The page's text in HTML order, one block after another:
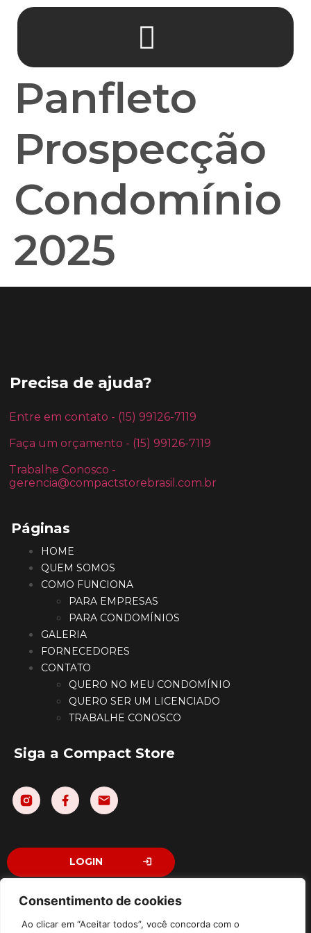
Consentimento de cookies
Ao clicar em “Aceitar todos”, você concorda com o
Panfleto
Prospecção
Condomínio
2025
Precisa de ajuda?
Entre em contato - (15) 99126-7119
Faça um orçamento - (15) 99126-7119
Trabalhe Conosco -
gerencia@compactstorebrasil.com.br
Páginas
HOME
QUEM SOMOS
COMO FUNCIONA
PARA EMPRESAS
PARA CONDOMÍNIOS
GALERIA
FORNECEDORES
CONTATO
QUERO NO MEU CONDOMÍNIO
QUERO SER UM LICENCIADO
TRABALHE CONOSCO
Siga a Compact Store
LOGIN
©2026 Compact Store Comércio e Licenciamento Ltda – Todos